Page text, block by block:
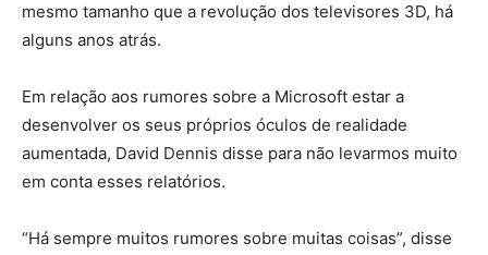
mesmo tamanho que a revolução dos televisores 3D, há
alguns anos atrás.
Em relação aos rumores sobre a Microsoft estar a
desenvolver os seus próprios óculos de realidade
aumentada, David Dennis disse para não levarmos muito
em conta esses relatórios.
“Há sempre muitos rumores sobre muitas coisas”, disse